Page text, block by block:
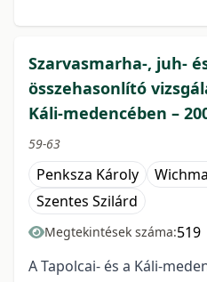
Szarvasmarha-, juh-
összehasonlító
Káli-medencében –
59-63
Penksza Károly
Szentes Szilárd
Megtekintések száma:519
A Tapolcai- és a Káli-